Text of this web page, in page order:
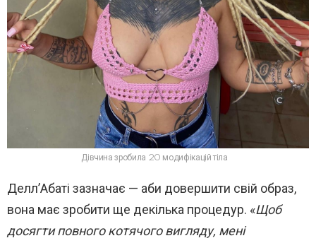
Дівчина зробила 20 модифікацій тіла
Делл’Абаті зазначає — аби довершити свій образ,
вона має зробити ще декілька процедур. «Щоб
досягти повного котячого вигляду, мені